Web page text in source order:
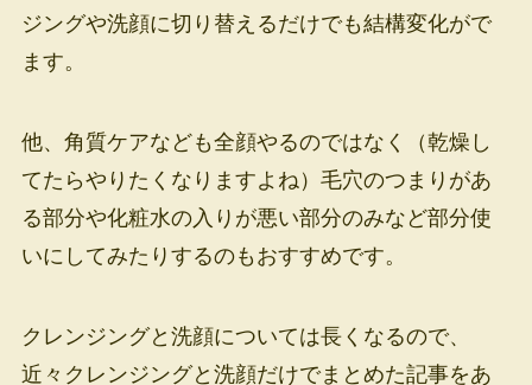
ジングや洗顔に切り替えるだけでも結構変化がで
ます。
他、角質ケアなども全顔やるのではなく（乾燥し
てたらやりたくなりますよね）毛穴のつまりがあ
る部分や化粧水の入りが悪い部分のみなど部分使
いにしてみたりするのもおすすめです。
クレンジングと洗顔については長くなるので、
近々クレンジングと洗顔だけでまとめた記事をあ